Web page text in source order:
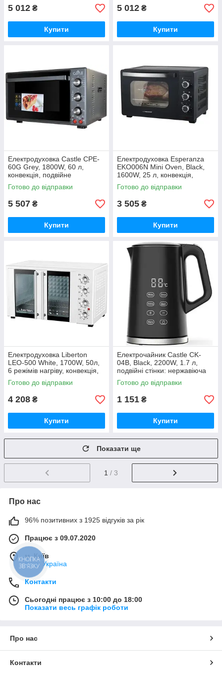
5 012 ₴
Купити
5 012 ₴
Купити
Електродуховка Castle CPE-
60G Grey, 1800W, 60 л,
конвекція, подвійне
термостійке скло, схований
нижній нагрівальний
Готово до відправки
5 507 ₴
Купити
Електродуховка Esperanza
EKO006N Mini Oven, Black,
1600W, 25 л, конвекція,
вертел, гриль, 5 режимів,
Готово до відправки
3 505 ₴
Купити
Електродуховка Liberton
LEO-500 White, 1700W, 50л,
6 режімів нагріву, конвекція,
70-250 °C (LEO-500WHITE)
Готово до відправки
4 208 ₴
Купити
Електрочайник Castle CK-
04B, Black, 2200W, 1.7 л,
подвійні стінки: нержавіюча
сталь, пластик, функція
регулювання та
Готово до відправки
1 151 ₴
Купити
Показати ще
1 / 3
Про нас
96% позитивних з 1925 відгуків за рік
Працює з 09.07.2020
м. Київ
Київ, Україна
Контакти
Сьогодні працює з 10:00 до 18:00
Показати весь графік роботи
Про нас
Контакти
КНОПКА
ЗВ'ЯЗКУ